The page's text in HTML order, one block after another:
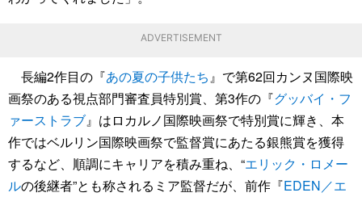
ADVERTISEMENT
長編2作目の『あの夏の子供たち』で第62回カンヌ国際映
画祭のある視点部門審査員特別賞、第3作の『グッバイ・フ
ァーストラブ』はロカルノ国際映画祭で特別賞に輝き、本
作ではベルリン国際映画祭で監督賞にあたる銀熊賞を獲得
するなど、順調にキャリアを積み重ね、“エリック・ロメー
ルの後継者”とも称されるミア監督だが、前作『EDEN／エ